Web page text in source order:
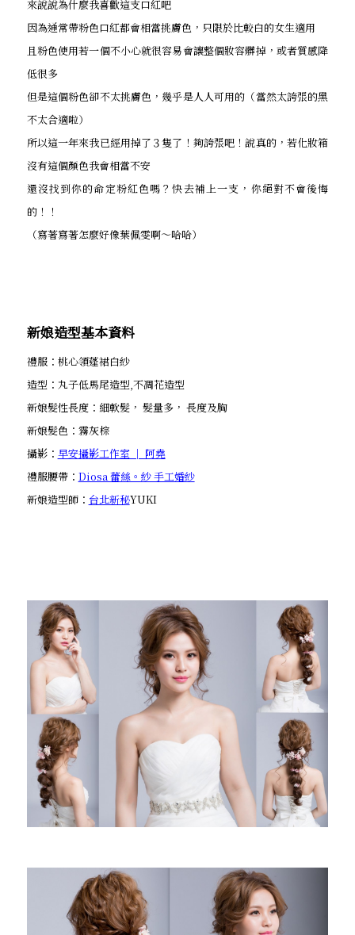
來說說為什麼我喜歡這支口紅吧
因為通常帶粉色口紅都會相當挑膚色，只限於比較白的女生適用
且粉色使用若一個不小心就很容易會讓整個妝容髒掉，或者質感降
低很多
但是這個粉色卻不太挑膚色，幾乎是人人可用的（當然太誇張的黑
不太合適啦）
所以這一年來我已經用掉了３隻了！夠誇張吧！說真的，若化妝箱
沒有這個顏色我會相當不安
還沒找到你的命定粉紅色嗎？快去補上一支，你絕對不會後悔
的！！
（寫著寫著怎麼好像葉佩雯啊～哈哈）
新娘造型基本資料
禮服：桃心領蓬裙白紗
造型：丸子低馬尾造型,不凋花造型
新娘髮性長度：細軟髮， 髮量多， 長度及胸
新娘髮色：霧灰棕
攝影： 早安攝影工作室 │ 阿堯
禮服腰帶： Diosa 蕾絲。紗 手工婚紗
新娘造型師： 台北新秘YUKI